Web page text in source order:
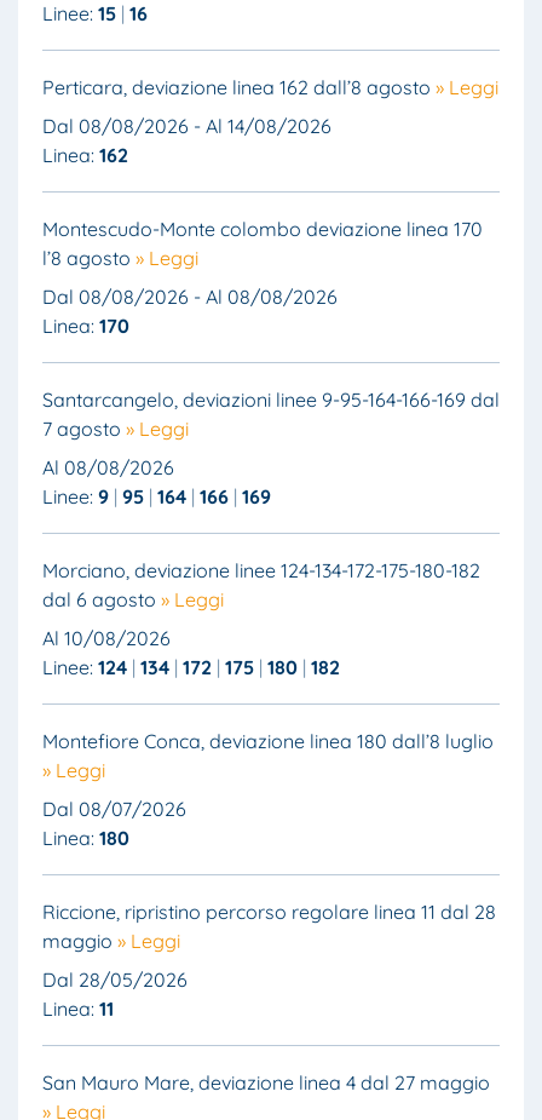
Linee: 15 16
Perticara, deviazione linea 162 dall’8 agosto » Leggi
Dal 08/08/2026 - Al 14/08/2026
Linea: 162
Montescudo-Monte colombo deviazione linea 170
l’8 agosto » Leggi
Dal 08/08/2026 - Al 08/08/2026
Linea: 170
Santarcangelo, deviazioni linee 9-95-164-166-169 dal
7 agosto » Leggi
Al 08/08/2026
Linee: 9 95 164 166 169
Morciano, deviazione linee 124-134-172-175-180-182
dal 6 agosto » Leggi
Al 10/08/2026
Linee: 124 134 172 175 180 182
Montefiore Conca, deviazione linea 180 dall’8 luglio
» Leggi
Dal 08/07/2026
Linea: 180
Riccione, ripristino percorso regolare linea 11 dal 28
maggio » Leggi
Dal 28/05/2026
Linea: 11
San Mauro Mare, deviazione linea 4 dal 27 maggio
» Leggi